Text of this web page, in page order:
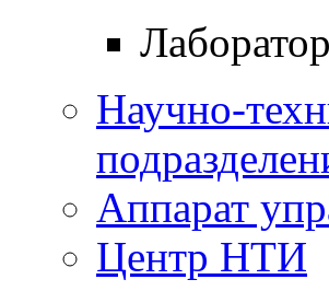
Научно-
Аппарат
Центр НТИ